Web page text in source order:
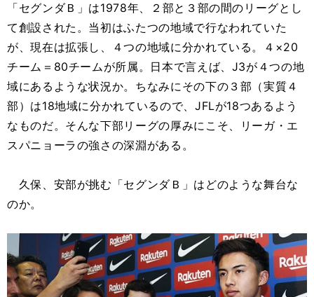
「セグンダＢ」は1978年、２部と３部の間のリーグとし
て創設された。当初はふたつの地域で行なわれていた
が、現在は拡張し、４つの地域に分かれている。４×20
チーム＝80チームが所属。日本で言えば、J3が４つの地
域にあるような状況か。ちなみにその下の３部（実質４
部）は18地域に分かれているので、JFLが18つあるよう
なものだ。そんな下部リーグの厚みにこそ、リーガ・エ
スパニョーラの強さの深淵がある。
久保、安部が挑む「セグンダＢ」はどのような舞台な
のか。